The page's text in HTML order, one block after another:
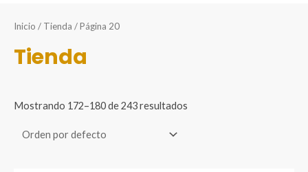
Inicio / Tienda / Página 20
Tienda
Mostrando 172–180 de 243 resultados